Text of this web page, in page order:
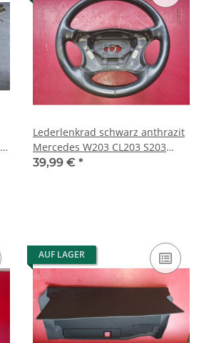
Lederlenkrad schwarz anthrazit
Mercedes W203 CL203 S203
2034600903 9C29
39,99 € *
AUF LAGER